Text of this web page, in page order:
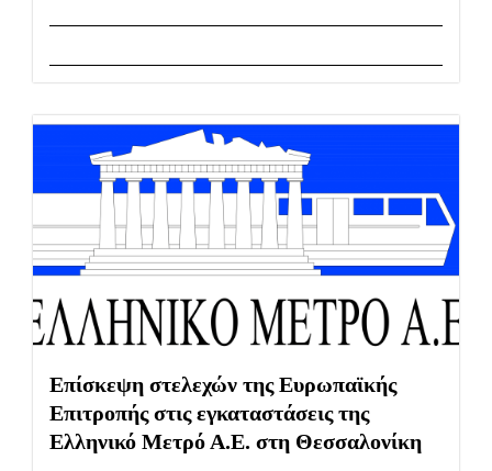
Επίσκεψη στελεχών της Ευρωπαϊκής
Επιτροπής στις εγκαταστάσεις της
Ελληνικό Μετρό Α.Ε. στη Θεσσαλονίκη